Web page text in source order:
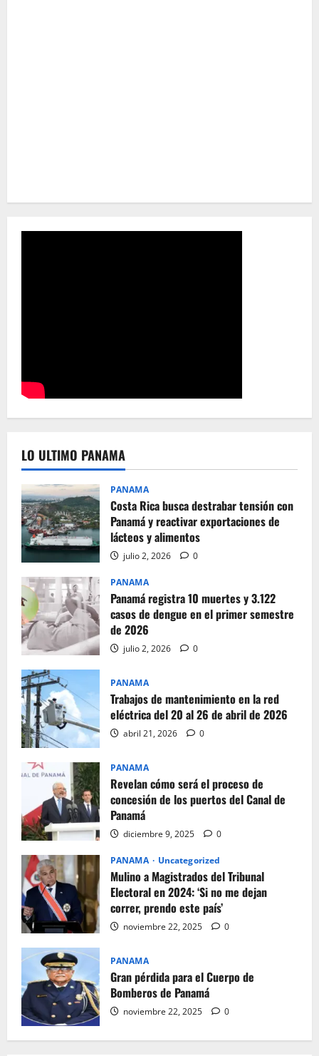
LO ULTIMO PANAMA
PANAMA
Costa Rica busca destrabar tensión con
Panamá y reactivar exportaciones de
lácteos y alimentos
julio 2, 2026 0
PANAMA
Panamá registra 10 muertes y 3.122
casos de dengue en el primer semestre
de 2026
julio 2, 2026 0
PANAMA
Trabajos de mantenimiento en la red
eléctrica del 20 al 26 de abril de 2026
abril 21, 2026 0
PANAMA
Revelan cómo será el proceso de
concesión de los puertos del Canal de
Panamá
diciembre 9, 2025 0
PANAMA Uncategorized
Mulino a Magistrados del Tribunal
Electoral en 2024: ‘Si no me dejan
correr, prendo este país’
noviembre 22, 2025 0
PANAMA
Gran pérdida para el Cuerpo de
Bomberos de Panamá
noviembre 22, 2025 0